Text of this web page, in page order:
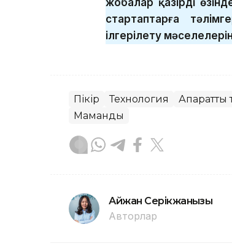
жобалар қазірдің
стартаптарға
ілгерілету
Пікір Технология
Мамандық
Айжан Серікжанқызы
Авторлар